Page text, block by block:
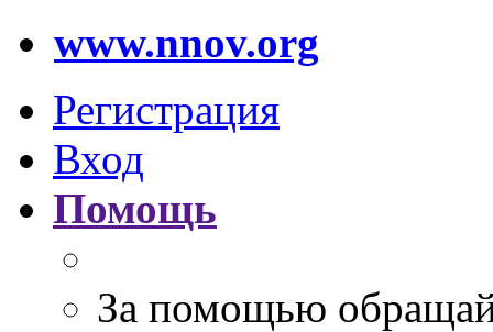
www.nnov.org
Регистрация
Вход
Помощь
За помощью